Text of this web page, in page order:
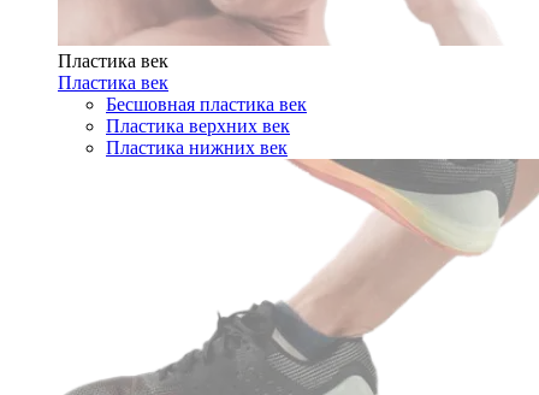
Пластика век
Пластика век
Бесшовная пластика век
Пластика верхних век
Пластика нижних век